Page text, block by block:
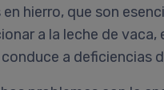
hierro, que son
a la leche de
a deficiencias